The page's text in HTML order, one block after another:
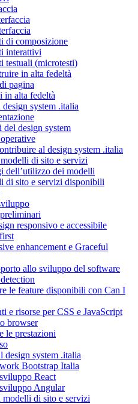
di composizione
interattivi
testuali (microtesti)
in alta fedeltà
pagina
in alta fedeltà
system .italia
design system
al design system .italia
di sito e servizi
dell’utilizzo dei modelli
di sito e servizi disponibili
responsivo e accessibile
enhancement e Graceful
allo sviluppo del software
le feature disponibili con Can I
e risorse per CSS e JavaScript
browser
le prestazioni
design system .italia
Bootstrap Italia
React
Angular
di sito e servizi